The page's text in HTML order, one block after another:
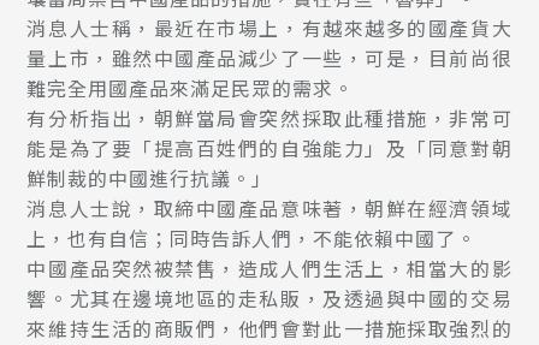
消息人士稱，最近在市場上，有越來越多的國產貨大
量上市，雖然中國產品減少了一些，可是，目前尚很
難完全用國產品來滿足民眾的需求。
有分析指出，朝鮮當局會突然採取此種措施，非常可
能是為了要「提高百姓們的自強能力」及「同意對朝
鮮制裁的中國進行抗議。」
消息人士說，取締中國產品意味著，朝鮮在經濟領域
上，也有自信；同時告訴人們，不能依賴中國了。
中國產品突然被禁售，造成人們生活上，相當大的影
響。尤其在邊境地區的走私販，及透過與中國的交易
來維持生活的商販們，他們會對此一措施採取強烈的